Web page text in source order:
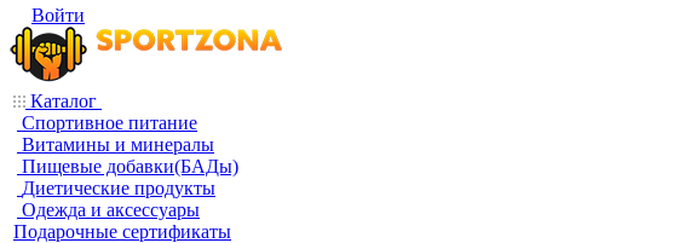
Войти
Каталог
Спортивное питание
Витамины и минералы
Пищевые добавки(БАДы)
Диетические продукты
Одежда и аксессуары
Подарочные сертификаты